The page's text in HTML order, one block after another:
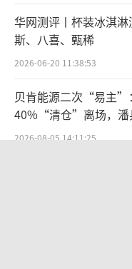
支付数据当中
延续过往的优良
备相对良好的支
二三线城市乃至
明支付优化工作
深化，支付普惠
华网测评丨杯装冰淇
斯、八喜、甄稀
2026-06-20 11:38:53
贝肯能源二次“易主”
40%“清仓”离场，潘
宏科百世拟入主
2026-08-05 14:11:25